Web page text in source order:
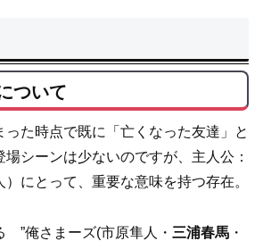
ついて
った時点で既に「亡くなった友達」と
シーンは少ないのですが、主人公：
にとって、重要な意味を持つ存在。
”俺さまーズ(市原隼人・ 三浦春馬 ・